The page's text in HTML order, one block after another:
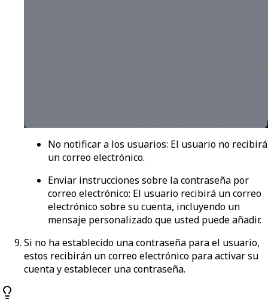
No notificar a los usuarios: El usuario no recibirá
un correo electrónico.
Enviar instrucciones sobre la contraseña por
correo electrónico: El usuario recibirá un correo
electrónico sobre su cuenta, incluyendo un
mensaje personalizado que usted puede añadir.
Si no ha establecido una contraseña para el usuario,
estos recibirán un correo electrónico para activar su
cuenta y establecer una contraseña.